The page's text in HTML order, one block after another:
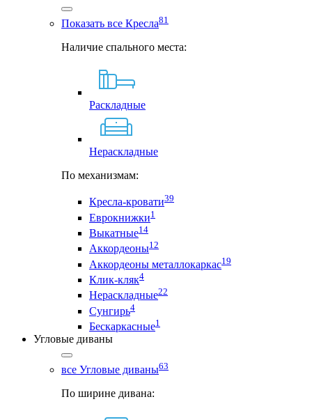
Показать все Кресла81
Наличие спального места:
Раскладные
Нераскладные
По механизмам:
Кресла-кровати39
Еврокнижки1
Выкатные14
Аккордеоны12
Аккордеоны металлокаркас19
Клик-кляк4
Нераскладные22
Сунгирь4
Бескаркасные1
Угловые диваны
все Угловые диваны63
По ширине дивана: